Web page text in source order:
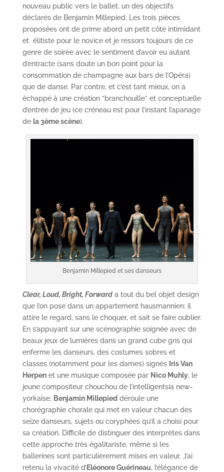
nouveau public vers le ballet, un des objectifs
déclarés de Benjamin Millepied. Les trois pièces
proposées ont de prime abord un petit côté intimidant
et élitiste pour le novice et je ressors toujours de ce
genre de soirée avec le sentiment d’avoir eu autant
d’entracte (sans doute un bon point pour la
consommation de champagne aux bars de l’Opéra)
que de danse. Par contre, et c’est tant mieux, on a
échappé à une création “branchouille” et conceptuelle
d’entrée de jeu (ce créneau est pour l’instant l’apanage
de la 3ème scène).
Benjamin Millepied et ses danseurs
Clear, Loud, Bright, Forwarda tout du bel objet design
que l’on pose dans un appartement hausmannien: il
attire le regard, sans le choquer, et sait se faire oublier.
En s’appuyant sur une scénographie soignée avec de
beaux jeux de lumières dans un grand cube gris qui
enferme les danseurs, des costumes sobres et
classes (notamment pour les dames) signés Iris Van
Herpenet une musique composée par Nico Muhly, le
jeune compositeur chouchou de l’intelligentsia new-
yorkaise, Benjamin Millepieddéroule une
chorégraphie chorale qui met en valeur chacun des
seize danseurs, sujets ou coryphées qu’il a choisi pour
sa création. Difficile de distinguer des interprètes dans
cette approche très égalitariste, même si les
ballerines sont particulièrement mises en valeur. J’ai
retenu la vivacité d’ Eléonore Guérineau, l’élégance de